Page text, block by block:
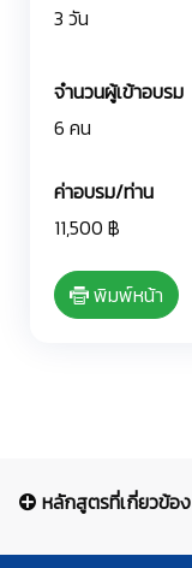
3 วัน
จำนวนผู้เข้าอบรม
6 คน
ค่าอบรม/ท่าน
11,500 ฿
พิมพ์หน้า
หลักสูตรที่เกี่ยวข้อง